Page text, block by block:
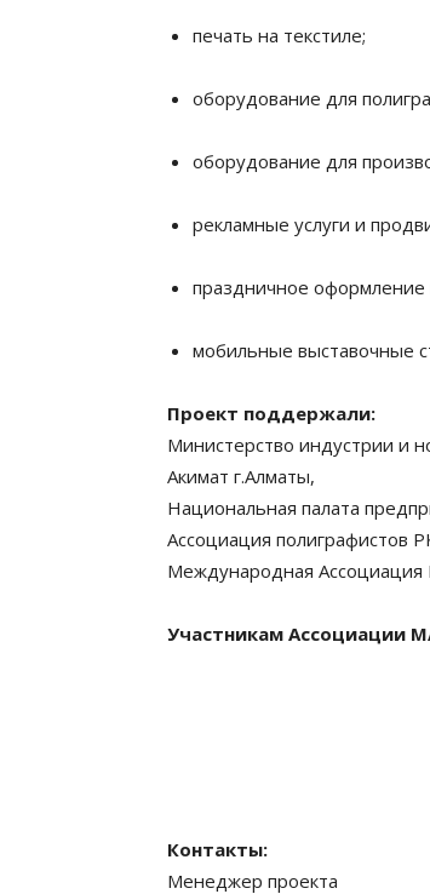
печать на текстиле;
оборудование для
оборудование для
рекламные услуги и
праздничное оформление
мобильные выставочные
Проект поддержали:
Министерство индустрии и
Акимат г.Алматы,
Национальная палата
Ассоциация полиграфистов
Международная
Участникам Ассоциации
Контакты:
Менеджер проекта